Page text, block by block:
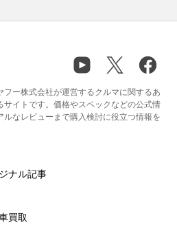
ー株式会社が運営するクルマに関するあ
サイトです。価格やスペックなどの公式情
なレビューまで購入検討に役立つ情報を
ナル記事
買取